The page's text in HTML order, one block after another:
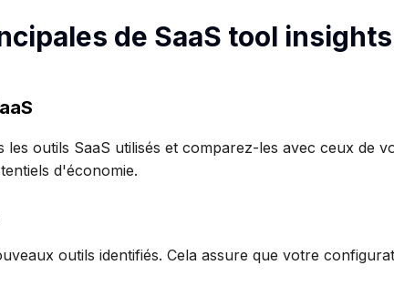
de SaaS tool
outils SaaS utilisés et comparez-les avec ceux de
d'économie.
outils identifiés. Cela assure que votre